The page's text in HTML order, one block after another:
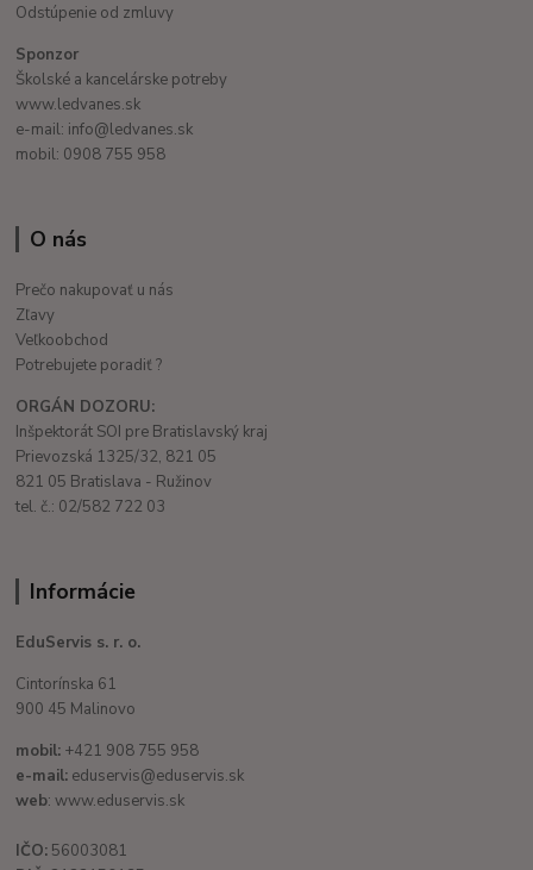
Odstúpenie od zmluvy
Sponzor
Školské a kancelárske potreby
www.ledvanes.sk
e-mail: info@ledvanes.sk
mobil: 0908 755 958
O nás
Prečo nakupovať u nás
Zľavy
Veľkoobchod
Potrebujete poradiť ?
ORGÁN DOZORU:
Inšpektorát SOI pre Bratislavský kraj
Prievozská 1325/32, 821 05
821 05 Bratislava - Ružinov
tel. č.: 02/582 722 03
Informácie
EduServis s. r. o.
Cintorínska 61
900 45 Malinovo
mobil: +421 908 755 958
e-mail: eduservis@eduservis.sk
web: www.eduservis.sk
IČO: 56003081